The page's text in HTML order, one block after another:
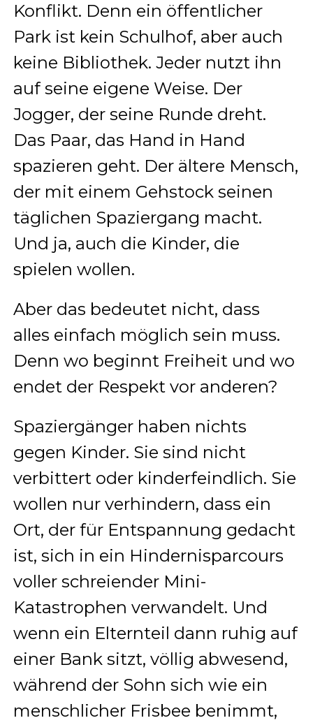
Konflikt. Denn ein öffentlicher
Park ist kein Schulhof, aber auch
keine Bibliothek. Jeder nutzt ihn
auf seine eigene Weise. Der
Jogger, der seine Runde dreht.
Das Paar, das Hand in Hand
spazieren geht. Der ältere Mensch,
der mit einem Gehstock seinen
täglichen Spaziergang macht.
Und ja, auch die Kinder, die
spielen wollen.
Aber das bedeutet nicht, dass
alles einfach möglich sein muss.
Denn wo beginnt Freiheit und wo
endet der Respekt vor anderen?
Spaziergänger haben nichts
gegen Kinder. Sie sind nicht
verbittert oder kinderfeindlich. Sie
wollen nur verhindern, dass ein
Ort, der für Entspannung gedacht
ist, sich in ein Hindernisparcours
voller schreiender Mini-
Katastrophen verwandelt. Und
wenn ein Elternteil dann ruhig auf
einer Bank sitzt, völlig abwesend,
während der Sohn sich wie ein
menschlicher Frisbee benimmt,